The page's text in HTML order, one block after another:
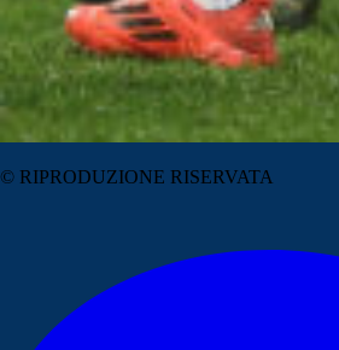
© RIPRODUZIONE RISERVATA